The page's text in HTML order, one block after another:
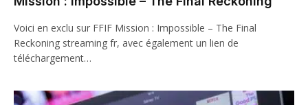
Voici en exclu sur FFIF Mission : Impossible – The Final
Reckoning streaming fr, avec également un lien de
téléchargement…